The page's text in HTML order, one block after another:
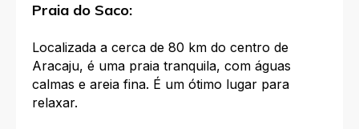
Praia do Saco:
Localizada a cerca de 80 km do centro de
Aracaju, é uma praia tranquila, com águas
calmas e areia fina. É um ótimo lugar para
relaxar.